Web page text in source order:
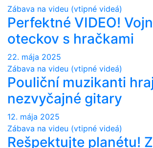
Zábava na videu (vtipné videá)
Perfektné VIDEO!
oteckov s hračkami
22. mája 2025
Zábava na videu (vtipné videá)
Pouliční muzikanti
nezvyčajné gitary
12. mája 2025
Zábava na videu (vtipné videá)
Rešpektujte planétu!